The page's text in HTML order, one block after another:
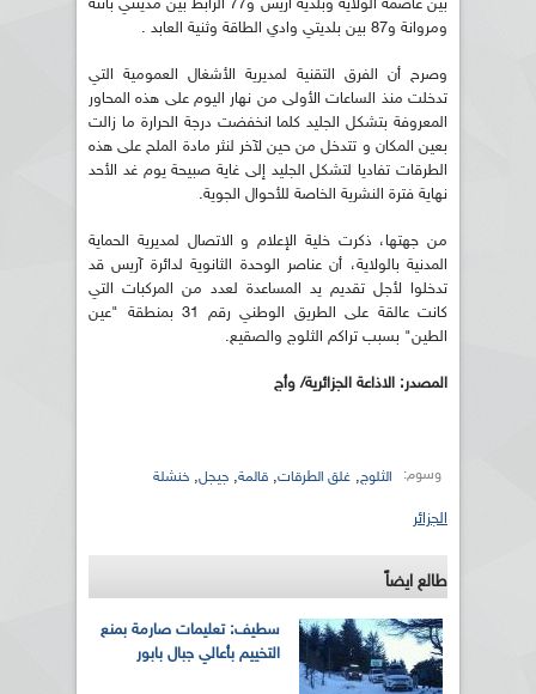
بين عاصمة الولاية وبلدية آريس و77 الرابط بين مدينتي باتنة
ومروانة و87 بين بلديتي وادي الطاقة وثنية العابد .
وصرح أن الفرق التقنية لمديرية الأشغال العمومية التي
تدخلت منذ الساعات الأولى من نهار اليوم على هذه المحاور
المعروفة بتشكل الجليد كلما انخفضت درجة الحرارة ما زالت
بعين المكان و تتدخل من حين لآخر لنثر مادة الملح على هذه
الطرقات تفاديا لتشكل الجليد إلى غاية صبيحة يوم غد الأحد
نهاية فترة النشرية الخاصة للأحوال الجوية.
من جهتها، ذكرت خلية الإعلام و الاتصال لمديرية الحماية
المدنية بالولاية، أن عناصر الوحدة الثانوية لدائرة آريس قد
تدخلوا لأجل تقديم يد المساعدة لعدد من المركبات التي
كانت عالقة على الطريق الوطني رقم 31 بمنطقة "عين
الطين" بسبب تراكم الثلوج والصقيع.
المصدر: الاذاعة الجزائرية/ وأج
وسوم: الثلوج, غلق الطرقات, قالمة, جيجل, خنشلة
الجزائر
طالع ايضاً
سطيف: تعليمات صارمة بمنع
التخييم بأعالي جبال بابور